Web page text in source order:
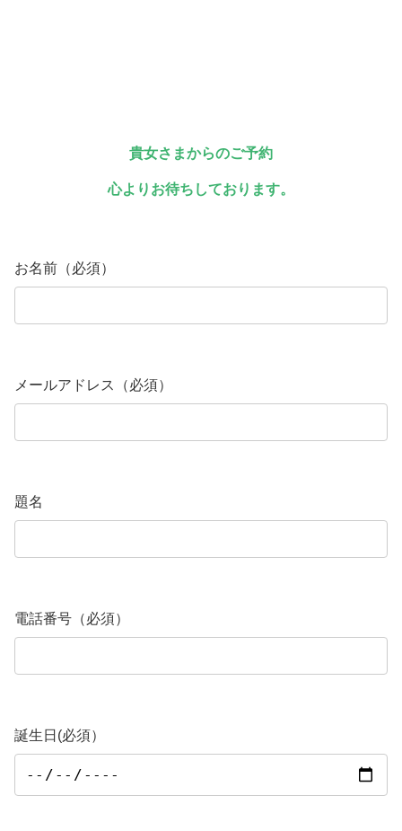
貴女さまからのご予約
心よりお待ちしております。
お名前（必須）
メールアドレス（必須）
題名
電話番号（必須）
誕生日(必須）